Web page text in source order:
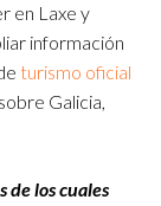
en Laxe y
información
turismo oficial
Galicia,
de los cuales